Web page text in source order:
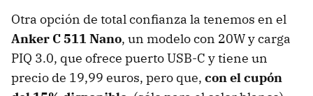
Otra opción de total confianza la tenemos en el
Anker C 511 Nano, un modelo con 20W y carga
PIQ 3.0, que ofrece puerto USB-C y tiene un
precio de 19,99 euros, pero que, con el cupón